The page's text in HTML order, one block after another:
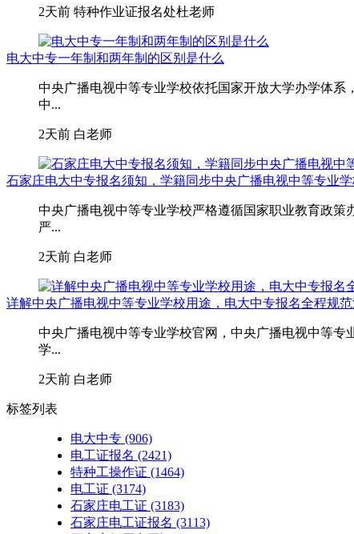
2天前 特种作业证报名处杜老师
电大中专一年制和两年制的区别是什么
中央广播电视中等专业学校依托国家开放大学办学体
中...
2天前 白老师
石家庄电大中专报名须知，学籍同步中央广播电视中等专业学
中央广播电视中等专业学校严格遵循国家职业教育政
严...
2天前 白老师
详解中央广播电视中等专业学校用途，电大中专报名全程规
中央广播电视中等专业学校官网，中央广播电视中等
学...
2天前 白老师
标签列表
电大中专 (906)
电工证报名 (2421)
特种工操作证 (1464)
电工证 (3174)
石家庄电工证 (3183)
石家庄电工证报名 (3113)